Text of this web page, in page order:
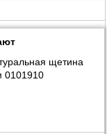
щетина
0101910